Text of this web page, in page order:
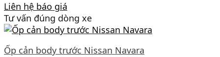
Liên hệ báo giá
Tư vấn đúng dòng xe
Ốp cản body trước Nissan Navara